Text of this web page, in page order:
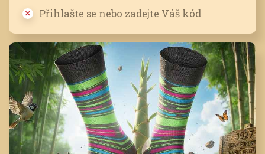
Přihlašte se nebo zadejte Váš kód